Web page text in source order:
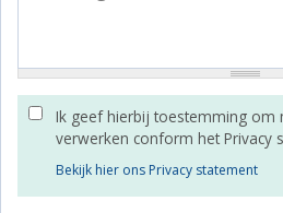
Ik geef hierbij toestemming om
verwerken conform het Privacy
Bekijk hier ons Privacy statement